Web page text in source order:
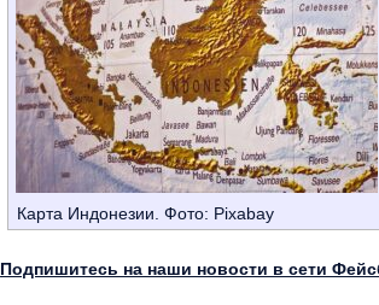
Карта Индонезии. Фото: Pixabay
Подпишитесь на наши новости в сети